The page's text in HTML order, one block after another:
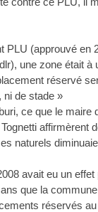
PLU (approuvé en
une zone était à
réservé
ni de stade »
ce que le maire
affirmèrent
naturels
avait eu un
que la
réservés